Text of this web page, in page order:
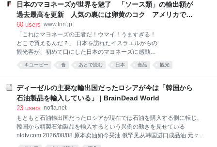
「COPD（慢性閉塞性肺疾患）があって、時々息がで
きなくなる」と、ボーンさんはその症状を説明する。
日本のマヨネーズが世界を魅了 「ソース類」の輸出額が
過去最高を更新 人気の裏には卵黄のコク アメリカで
は“日本風”が誕生｜FNNプライムオンライン
60 users www.fnn.jp
「これはマヨネーズの王者だ！ウマイ！うますぎる！
どこで買えるんだ？」 日本を訪れたイスラエルからの
観光客が、初めて口にした日本のマヨネーズに感動し
てそう叫びました。取材班が近くの店に案内すると、
彼はすぐさま商品を手に取り、「母国に持って帰る
まうほど豪快な反応ですが、実は日本のマヨネーズは
今、世界から大注目されているのです。 8月4日に発表
された、今年上半期の輸出データによると、「ソース
して注目されているのが、日本のマヨネーズの人気な
のです。輸出量はおよそ10年間で2倍以上に増加して
います。 なぜ今、日本のマヨネーズが世界を魅了して
キユーピー 食 あとで読む 日本 食品 観光
ディーゼルの主要な輸出国だったロシアが今は「韓国から
石油製品を輸入している」 | BrainDead World
23 users nofia.net
もともと石油輸出国だったロシアが現在では石油を購入する側に転じ、
韓国から精製石油製品を輸入するという異例の動きを見せている
ntdtv.com 2026/08/08 原本卖油如今买油 俄罕见从韩国进口成品油 元々は
世界中にディーゼル燃料を販売していたロシアが、韓国から石油を購入